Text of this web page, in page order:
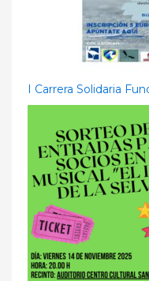
I Carrera Solidaria